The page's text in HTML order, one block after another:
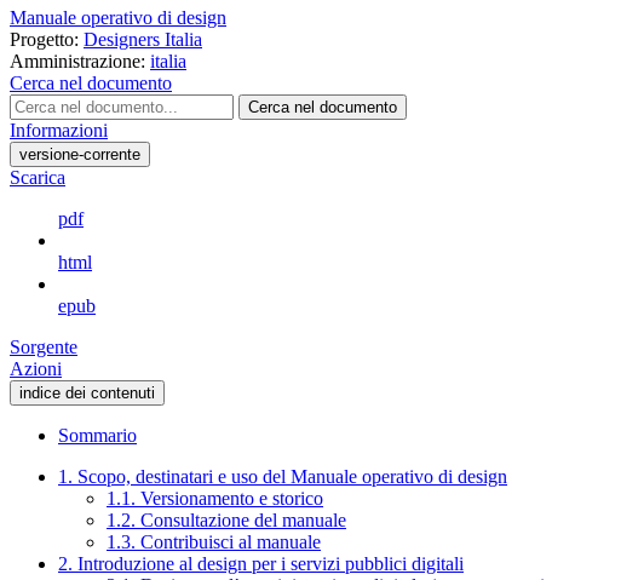
Manuale operativo di design
Progetto: Designers Italia
Amministrazione: italia
Cerca nel documento
Cerca nel documento
Informazioni
versione-corrente
Scarica
pdf
html
epub
Sorgente
Azioni
indice dei contenuti
Sommario
1. Scopo, destinatari e uso del Manuale operativo di design
1.1. Versionamento e storico
1.2. Consultazione del manuale
1.3. Contribuisci al manuale
2. Introduzione al design per i servizi pubblici digitali